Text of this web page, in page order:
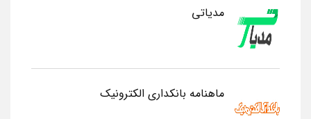
مدیاتی
ماهنامه بانکداری الکترونیک